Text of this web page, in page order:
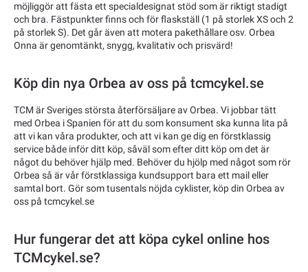
möjliggör att fästa ett specialdesignat stöd som är riktigt stadigt
och bra. Fästpunkter finns och för flaskställ (1 på storlek XS och 2
på storlek S). Det går även att motera pakethållare osv. Orbea
Onna är genomtänkt, snygg, kvalitativ och prisvärd!
Köp din nya Orbea av oss på tcmcykel.se
TCM är Sveriges största återförsäljare av Orbea. Vi jobbar tätt
med Orbea i Spanien för att du som konsument ska kunna lita på
att vi kan våra produkter, och att vi kan ge dig en förstklassig
service både inför ditt köp, såväl som efter ditt köp om det är
något du behöver hjälp med. Behöver du hjölp med något som rör
Orbea så är vår förstklassiga kundsupport bara ett mail eller
samtal bort. Gör som tusentals nöjda cyklister, köp din Orbea av
oss på tcmcykel.se
Hur fungerar det att köpa cykel online hos
TCMcykel.se?